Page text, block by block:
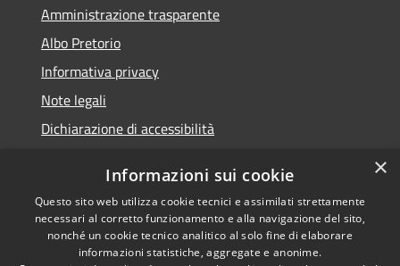
Amministrazione trasparente
Albo Pretorio
Informativa privacy
Note legali
Dichiarazione di accessibilità
RSS
Accessibilità
Privacy
Comune convenzionato
Astigov
×
Informazioni sui cookie
Questo sito web utilizza cookie tecnici e assimilati strettamente
necessari al corretto funzionamento e alla navigazione del sito,
nonché un cookie tecnico analitico al solo fine di elaborare
informazioni statistiche, aggregate e anonime.